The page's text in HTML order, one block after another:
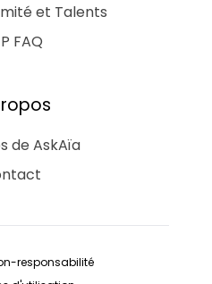
et Talents
FAQ
de AskAïa
responsabilité